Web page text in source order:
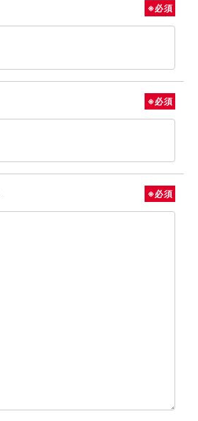
※必須
※必須
※必須